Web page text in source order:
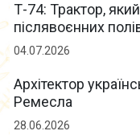
Т-74: Трактор,
післявоєнних
04.07.2026
Архітектор
Ремесла
28.06.2026